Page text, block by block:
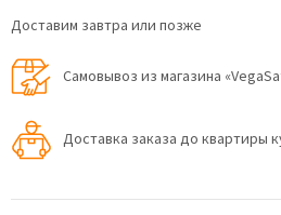
Доставим завтра или позже
Самовывоз из магазина
Доставка заказа до квартиры